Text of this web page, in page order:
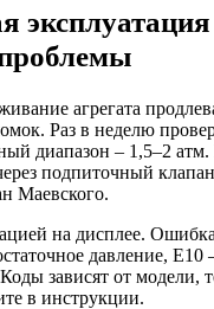
агрегата
Раз в неделю
диапазон – 1,5–2
подпиточный
Маевского.
на дисплее.
давление, E10
зависят от модели,
в инструкции.